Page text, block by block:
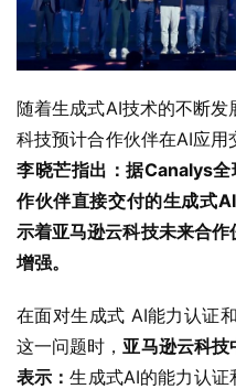
随着生成式AI技术的不断
科技预计合作伙伴在AI应用
李晓芒指出：据Canalys全
作伙伴直接交付的生成式
示着亚马逊云科技未来合作
增强。
在面对生成式 AI能力认证
这一问题时， 亚马逊云科技
表示：生成式AI的能力认